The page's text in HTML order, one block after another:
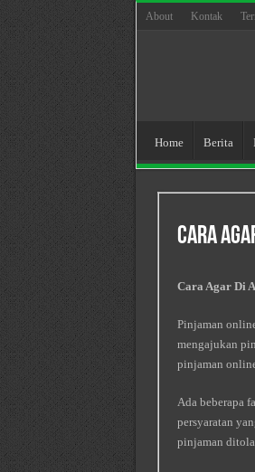
About Kontak
Home Berita
Cara
Cara Agar Di
Pinjaman
mengajukan
pinjaman
Ada beberapa
persyaratan
pinjaman